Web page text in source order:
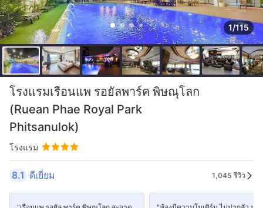
1/115
โรงแรมเรือนแพ รอยัลพาร์ค พิษณุโลก
(Ruean Phae Royal Park
Phitsanulok)
โรงแรม
8.1 ดีเยี่ยม 1,045 รีวิว